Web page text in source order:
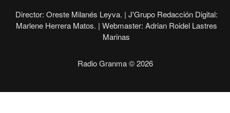
Director: Oreste Milanés Leyva. | J'Grupo Redacción Digital:
Marlene Herrera Matos. | Webmaster: Adrian Roidel Lastres
Marinas
Radio Granma © 2026